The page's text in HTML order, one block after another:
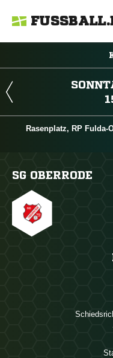
Rasenplatz, RP Fulda-
SG OBERRODE